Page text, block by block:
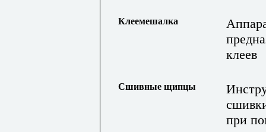
Клеемешалка
клеев
Сшивные щипцы
при